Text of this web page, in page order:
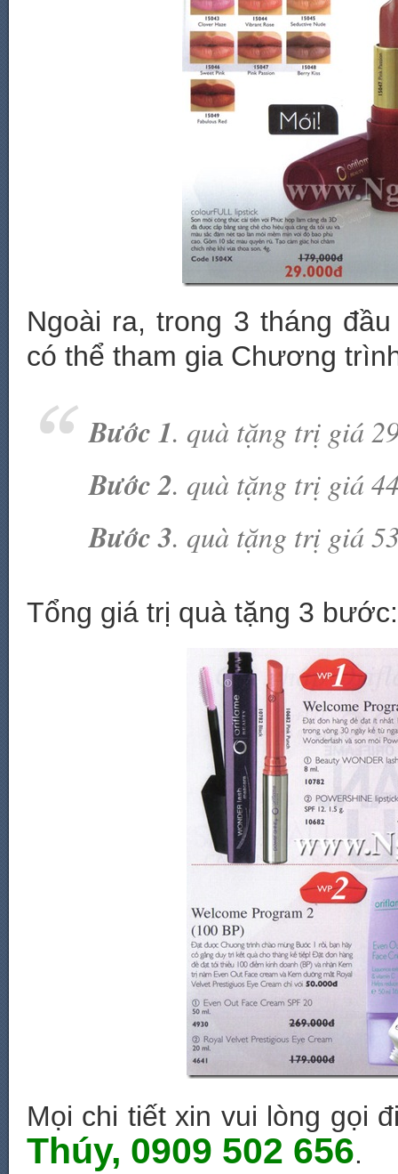
Ngoài ra, trong 3 tháng
có thể tham gia Chương
Bước 1. quà tặng trị giá
Bước 2. quà tặng trị giá
Bước 3. quà tặng trị giá
Tổng giá trị quà tặng 3
Mọi chi tiết xin vui lòng gọi
Thúy, 0909 502 656.